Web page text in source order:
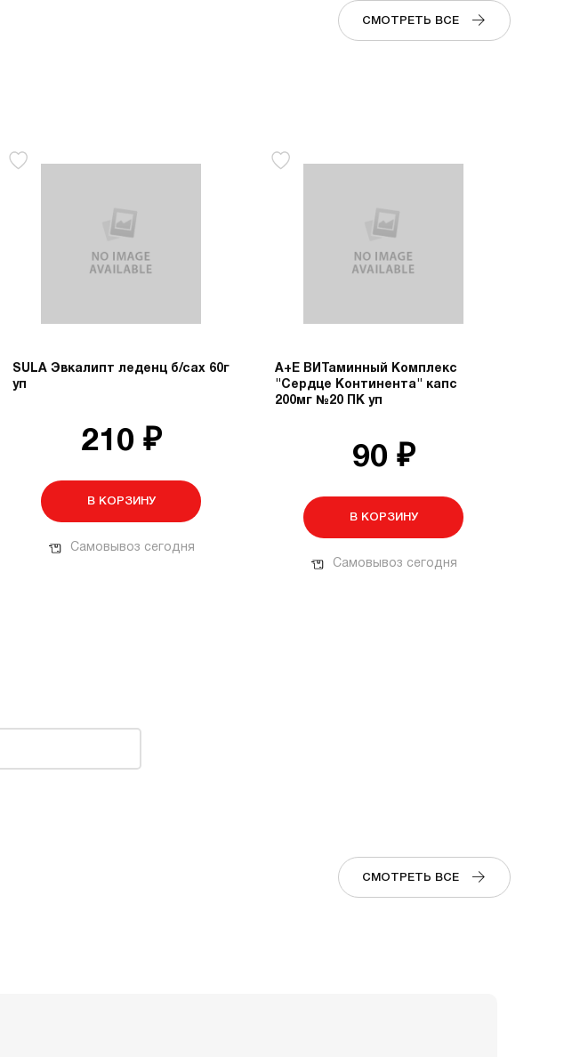
СМОТРЕТЬ ВСЕ
SULA Эвкалипт леденц б/сах 60г
уп
210 ₽
В КОРЗИНУ
Самовывоз сегодня
А+Е ВИТаминный Комплекс
"Сердце Континента" капс
200мг №20 ПК уп
90 ₽
В КОРЗИНУ
Самовывоз сегодня
СМОТРЕТЬ ВСЕ